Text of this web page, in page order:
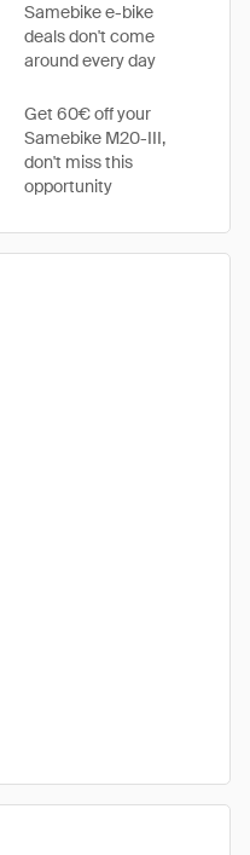
Samebike e-bike
deals don't come
around every day
Get 60€ off your
Samebike M20-III,
don't miss this
opportunity